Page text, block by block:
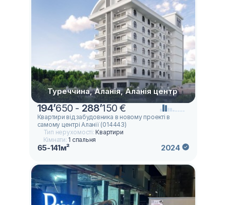
Туреччина, Аланія, Аланія центр
194’650 - 288’150 €
Квартири від забудовника в новому проекті в
самому центрі Аланії (014443)
Тип нерухомості:Квартири
Кімнати: 1 спальня
65-141м² 2024